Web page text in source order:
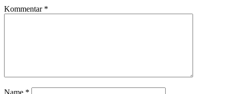
Kommentar *